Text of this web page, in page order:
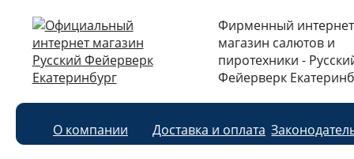
Фирменный интернет
магазин салютов и
пиротехники -
Фейерверк
О компании Доставка и оплата